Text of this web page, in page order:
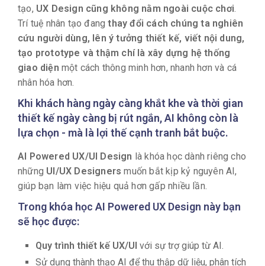
tạo, UX Design cũng không nằm ngoài cuộc chơi.
Trí tuệ nhân tạo đangthay đổi cách chúng ta nghiên
cứu người dùng, lên ý tưởng thiết kế, viết nội dung,
tạo prototype và thậm chí là xây dựng hệ thống
giao diện một cách thông minh hơn, nhanh hơn và cá
nhân hóa hơn.
Khi khách hàng ngày càng khắt khevà thời gian
thiết kế ngày càng bị rút ngắn,AI không còn là
lựa chọn - mà là lợi thế cạnh tranh bắt buộc.
AI Powered UX/UI Design là khóa học dành riêng cho
những UI/UX Designers muốn bắt kịp kỷ nguyên AI,
giúp bạn làm việc hiệu quả hơn gấp nhiều lần.
Trong khóa học AI Powered UX Design này bạn
sẽ học được:
Quy trình thiết kế UX/UI với sự trợ giúp từ AI.
Sử dụng thành thạo AI để thu thập dữ liệu, phân tích